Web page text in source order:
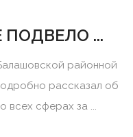
...
районной
рассказал об
всех сферах за ...